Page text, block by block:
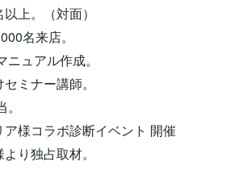
上。（対面）
名来店。
ュアル作成。
ミナー講師。
様コラボ診断イベント 開催
り独占取材。